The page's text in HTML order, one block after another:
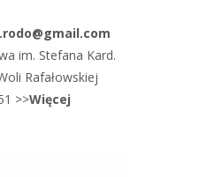
im. Stefana Kard.
Rafałowskiej
>>Więcej